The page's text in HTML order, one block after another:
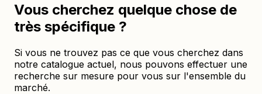
Rez-de-chaussée
EXPLORER LA COLLECTION
Vous cherchez quelque chose de
très spécifique ?
Si vous ne trouvez pas ce que vous cherchez dans
notre catalogue actuel, nous pouvons effectuer une
recherche sur mesure pour vous sur l'ensemble du
marché.